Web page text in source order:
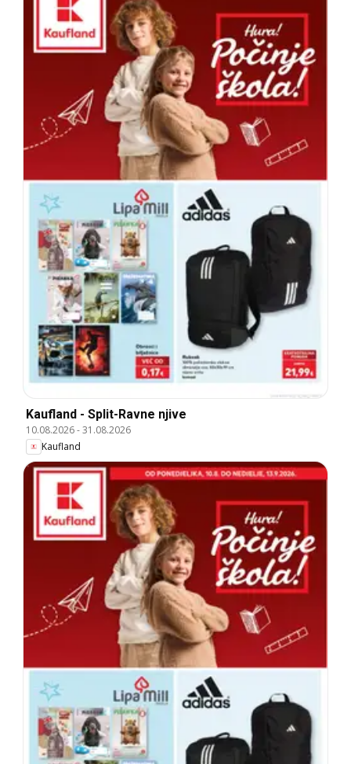
Kaufland - Split-Ravne njive
10.08.2026-31.08.2026
Kaufland